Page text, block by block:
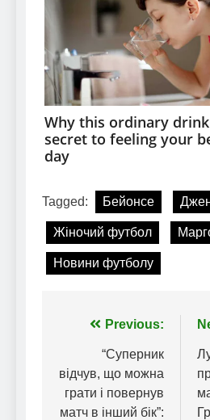
Tagged: Бейонсе
Жіночий футбол
Новини футболу
Навігація
записів
Previous:
“Суперник
відчув, що можна
грати і повернув
матч в інший бік”: